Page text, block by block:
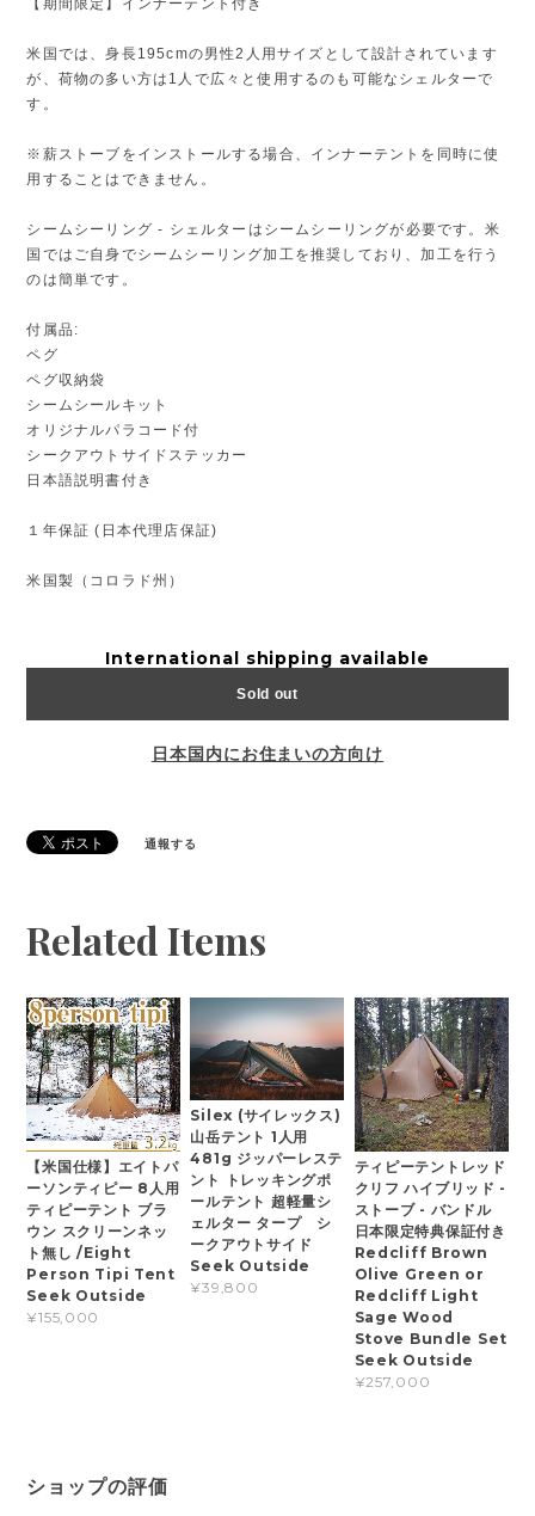
【期間限定】インナーテント付き
米国では、身長195cmの男性2人用サイズとして設計されています
が、荷物の多い方は1人で広々と使用するのも可能なシェルターで
す。
※薪ストーブをインストールする場合、インナーテントを同時に使
用することはできません。
シームシーリング - シェルターはシームシーリングが必要です。米
国ではご自身でシームシーリング加工を推奨しており、加工を行う
のは簡単です。
付属品:
ペグ
ペグ収納袋
シームシールキット
オリジナルパラコード付
シークアウトサイドステッカー
日本語説明書付き
１年保証 (日本代理店保証)
米国製（コロラド州）
International shipping available
Sold out
日本国内にお住まいの方向け
通報する
Related Items
【米国仕様】エイトパ
ーソンティピー 8人用
ティピーテント ブラ
ウン スクリーンネッ
ト無し /Eight
Person Tipi Tent
Seek Outside
¥155,000
Silex (サイレックス)
山岳テント 1人用
481g ジッパーレステ
ント トレッキングポ
ールテント 超軽量シ
ェルター タープ シ
ークアウトサイド
Seek Outside
¥39,800
ティピーテントレッド
クリフ ハイブリッド -
ストーブ - バンドル
日本限定特典保証付き
Redcliff Brown
Olive Green or
Redcliff Light
Sage Wood
Stove Bundle Set
Seek Outside
¥257,000
ショップの評価